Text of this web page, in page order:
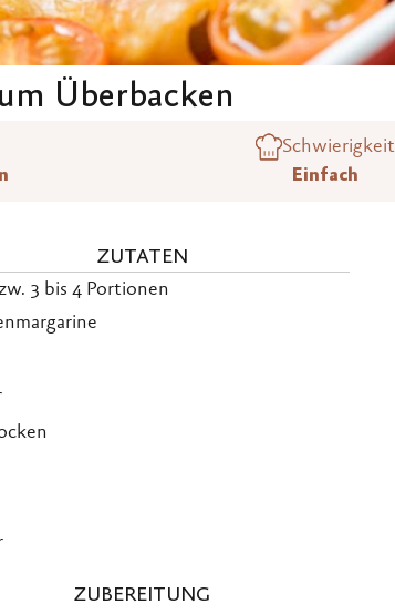
Überbacken
Schwierigkeit
Einfach
ZUTATEN
3 bis 4 Portionen
ZUBEREITUNG